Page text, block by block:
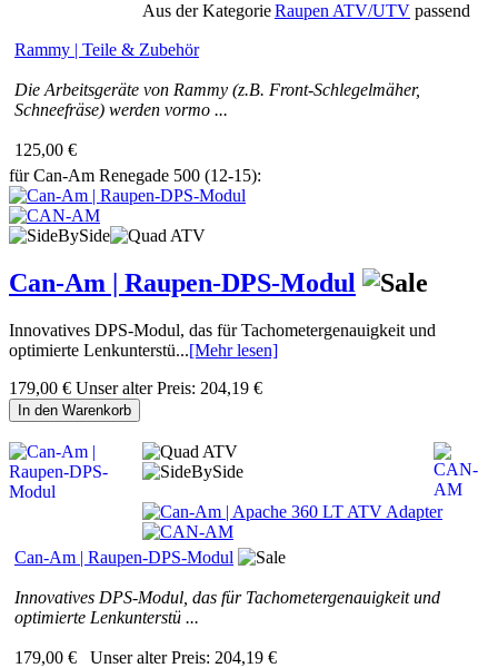
Rammy | Teile & Zubehör
Die Arbeitsgeräte von Rammy (z.B. Front-Schlegelmäher,
Schneefräse) werden vormo ...
125,00 €
Aus der KategorieRaupen ATV/UTV passend
für Can-Am Renegade 500 (12-15):
Can-Am | Raupen-DPS-Modul
Innovatives DPS-Modul, das für Tachometergenauigkeit und
optimierte Lenkunterstü...[Mehr lesen]
179,00 € Unser alter Preis: 204,19 €
In den Warenkorb
Can-Am | Raupen-DPS-Modul
Innovatives DPS-Modul, das für Tachometergenauigkeit und
optimierte Lenkunterstü ...
179,00 € Unser alter Preis: 204,19 €